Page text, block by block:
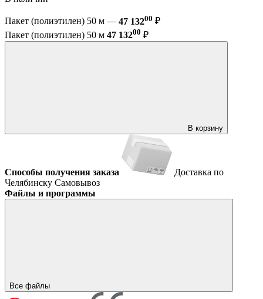
Пакет (полиэтилен) 50 м — 47 13200 ₽
Пакет (полиэтилен) 50 м 47 13200 ₽
В корзину
Способы получения заказа
Доставка по
Челябинску Самовывоз
Файлы и программы
Все файлы